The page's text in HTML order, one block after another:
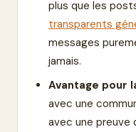
plus que les
transparents
messages
jamais.
Avantage pour
avec une
avec une preuve